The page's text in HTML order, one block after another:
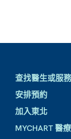
查找醫生或服務
安排預約
加入東北
MYCHART 醫